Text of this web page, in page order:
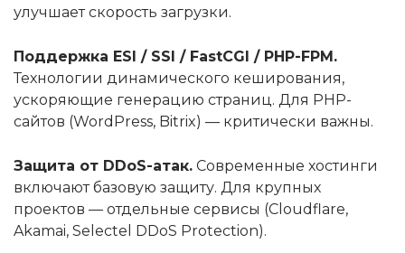
улучшает скорость загрузки.
Поддержка ESI / SSI / FastCGI / PHP-FPM.
Технологии динамического кеширования,
ускоряющие генерацию страниц. Для PHP-
сайтов (WordPress, Bitrix) — критически важны.
Защита от DDoS-атак. Современные хостинги
включают базовую защиту. Для крупных
проектов — отдельные сервисы (Cloudflare,
Akamai, Selectel DDoS Protection).